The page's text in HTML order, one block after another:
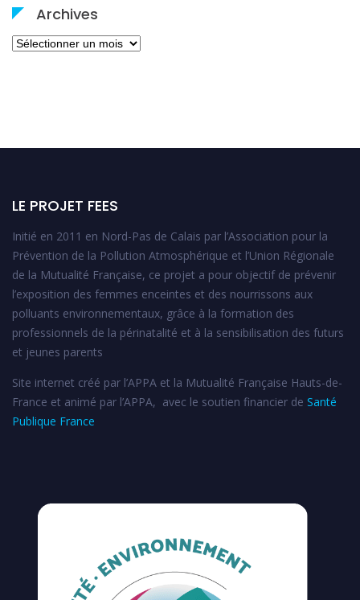
Archives
Archives
LE PROJET FEES
Initié en 2011 en Nord-Pas de Calais par l’Association pour la
Prévention de la Pollution Atmosphérique et l’Union Régionale
de la Mutualité Française, ce projet a pour objectif de prévenir
l’exposition des femmes enceintes et des nourrissons aux
polluants environnementaux, grâce à la formation des
professionnels de la périnatalité et à la sensibilisation des futurs
et jeunes parents
Site internet créé par l’APPA et la Mutualité Française Hauts-de-
France et animé par l’APPA, avec le soutien financier de Santé
Publique France